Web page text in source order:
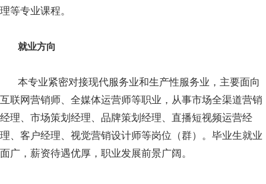
理等专业课程。
就业方向
本专业紧密对接现代服务业和生产性服务业，主要面向
互联网营销师、全媒体运营师等职业，从事市场全渠道营销
经理、市场策划经理、品牌策划经理、直播短视频运营经
理、客户经理、视觉营销设计师等岗位（群）。毕业生就业
面广，薪资待遇优厚，职业发展前景广阔。